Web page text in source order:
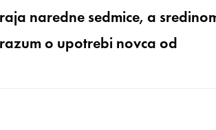
naredne sedmice, a
o upotrebi novca od